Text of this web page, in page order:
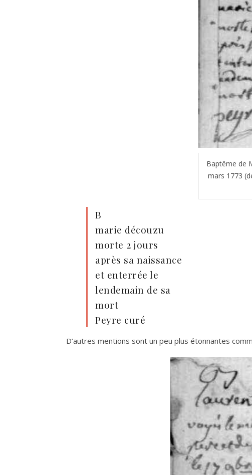
Baptême de
mars 1773
B
marie découzu
morte 2 jours
après sa naissance
et enterrée le
lendemain de sa
mort
Peyre curé
D’autres mentions sont un peu plus étonnantes